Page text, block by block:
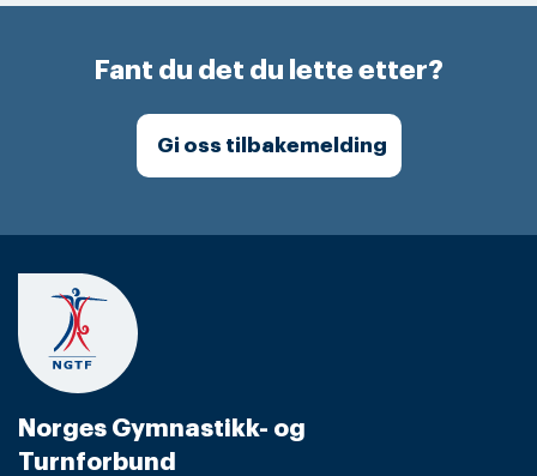
Fant du det du lette etter?
Gi oss tilbakemelding
Norges Gymnastikk- og
Turnforbund